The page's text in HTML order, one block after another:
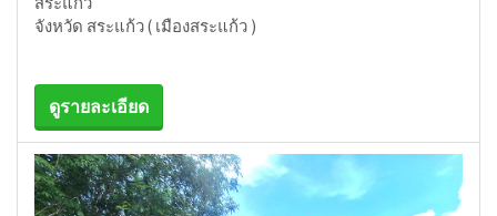
จังหวัด สระแก้ว ( เมืองสระแก้ว )
ดูรายละเอียด